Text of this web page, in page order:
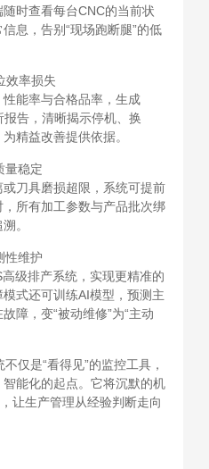
时查看每台CNC的当前状
息，告别“现场跑断腿”的低
效率损失
能率与合格品率，生成
告，清晰揭示停机、换
精益改善提供依据。
量稳定
刀具磨损超限，系统可提前
所有加工参数与产品批次绑
。
性维护
级排产系统，实现更精准的
式还可训练AI模型，预测主
障，变“被动维修”为“主动
仅是“看得见”的监控工具，
能化的起点。它将沉默的机
让生产管理从经验判断走向